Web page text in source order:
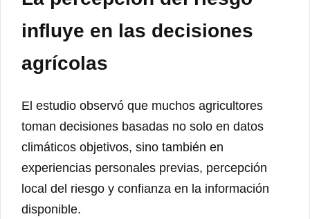
influye en las decisiones
agrícolas
El estudio observó que muchos agricultores
toman decisiones basadas no solo en datos
climáticos objetivos, sino también en
experiencias personales previas, percepción
local del riesgo y confianza en la información
disponible.